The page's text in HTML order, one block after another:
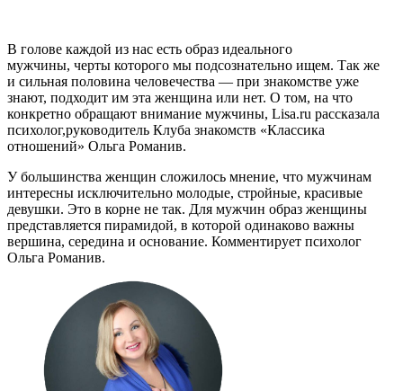
В голове каждой из нас есть образ идеального
мужчины, черты которого мы подсознательно ищем. Так же
и сильная половина человечества — при знакомстве уже
знают, подходит им эта женщина или нет. О том, на что
конкретно обращают внимание мужчины, Lisa.ru рассказала
психолог,руководитель Клуба знакомств «Классика
отношений» Ольга Романив.
У большинства женщин сложилось мнение, что мужчинам
интересны исключительно молодые, стройные, красивые
девушки. Это в корне не так. Для мужчин образ женщины
представляется пирамидой, в которой одинаково важны
вершина, середина и основание. Комментирует психолог
Ольга Романив.